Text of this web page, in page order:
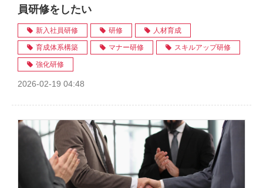
員研修をしたい
新入社員研修 研修 人材育成
育成体系構築 マナー研修 スキルアップ研修
強化研修
2026-02-19 04:48